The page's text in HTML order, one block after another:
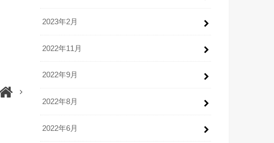
2023年2月
2022年11月
2022年9月
2022年8月
2022年6月